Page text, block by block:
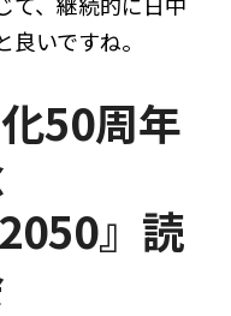
いですね。
50周年
』読